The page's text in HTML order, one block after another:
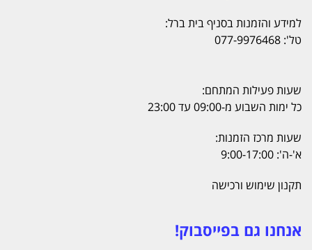
למידע והזמנות בסניף בית ברל:
טל': 077-9976468
שעות פעילות המתחם:
כל ימות השבוע מ-09:00 עד 23:00
שעות מרכז הזמנות:
א'-ה': 9:00-17:00
תקנון שימוש ורכישה
אנחנו גם בפייסבוק!